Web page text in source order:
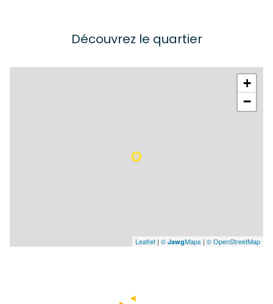
Découvrez le quartier
+
−
Leaflet | © JawgMaps | © OpenStreetMap